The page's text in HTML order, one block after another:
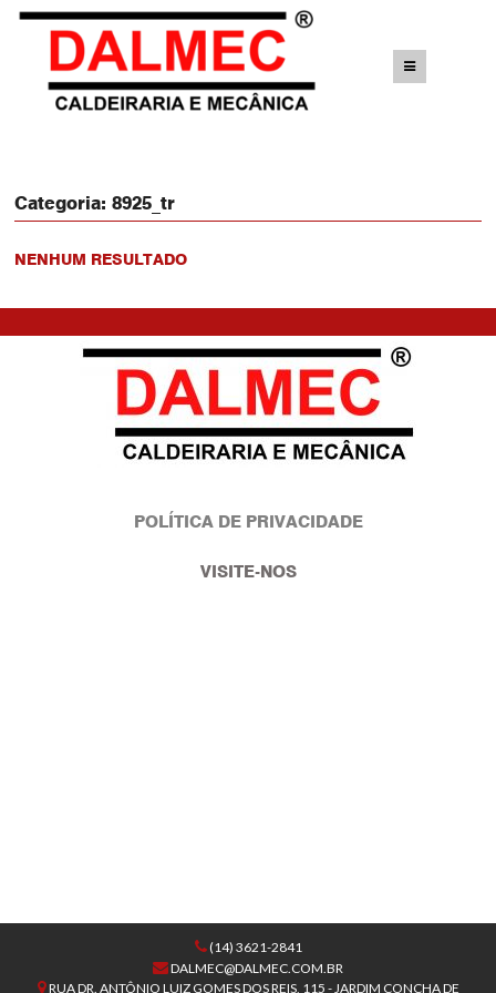
Categoria:8925_tr
NENHUM RESULTADO
POLÍTICA DE PRIVACIDADE
VISITE-NOS
(14) 3621-2841
DALMEC@DALMEC.COM.BR
RUA DR. ANTÔNIO LUIZ GOMES DOS REIS, 115 - JARDIM CONCHA DE